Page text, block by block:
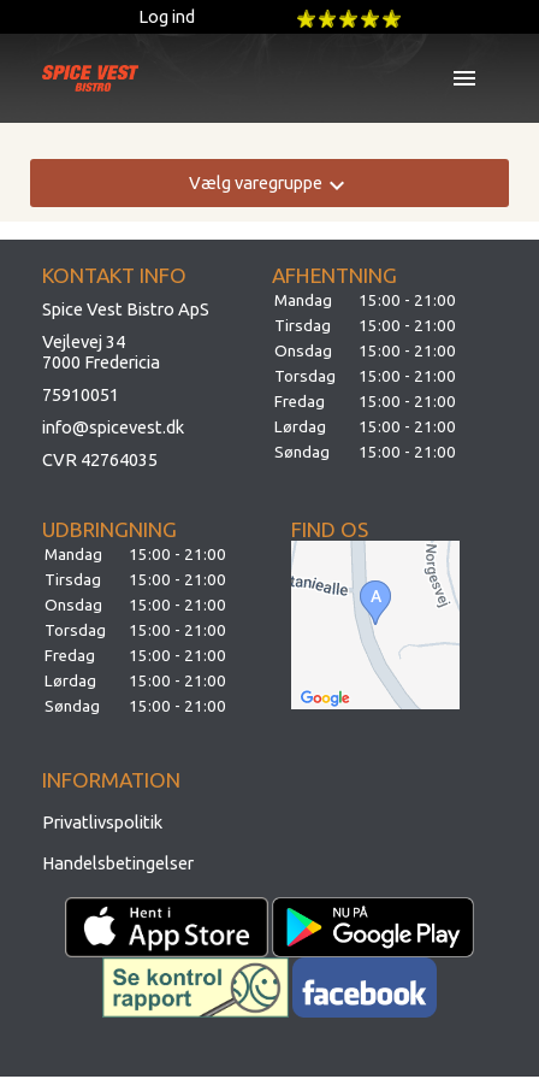
Log ind
menu
Vælg varegruppe expand_more
KONTAKT INFO
Spice Vest Bistro ApS
Vejlevej 34
7000 Fredericia
75910051
info@spicevest.dk
CVR 42764035
AFHENTNING
Mandag
15:00 - 21:00
Tirsdag
15:00 - 21:00
Onsdag
15:00 - 21:00
Torsdag
15:00 - 21:00
Fredag
15:00 - 21:00
Lørdag
15:00 - 21:00
Søndag
15:00 - 21:00
UDBRINGNING
Mandag
15:00 - 21:00
Tirsdag
15:00 - 21:00
Onsdag
15:00 - 21:00
Torsdag
15:00 - 21:00
Fredag
15:00 - 21:00
Lørdag
15:00 - 21:00
Søndag
15:00 - 21:00
FIND OS
INFORMATION
Privatlivspolitik
Handelsbetingelser